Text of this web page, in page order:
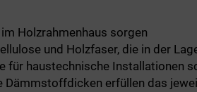
im Holzrahmenhaus sorgen
und Holzfaser, die in der
für haustechnische Installationen
Dämmstoffdicken erfüllen das